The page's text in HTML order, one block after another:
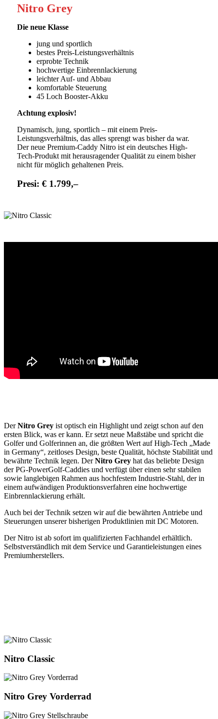
Nitro Grey
Die neue Klasse
jung und sportlich
bestes Preis-Leistungsverhältnis
erprobte Technik
hochwertige Einbrennlackierung
leichter Auf- und Abbau
komfortable Steuerung
45 Loch Booster-Akku
Achtung explosiv!
Dynamisch, jung, sportlich – mit einem Preis-
Leistungsverhältnis, das alles sprengt was bisher da war.
Der neue Premium-Caddy Nitro ist ein deutsches High-
Tech-Produkt mit herausragender Qualität zu einem bisher
nicht für möglich gehaltenen Preis.
Presi: € 1.799,–
DerNitro Grey ist optisch ein Highlight und zeigt schon auf den
ersten Blick, was er kann. Er setzt neue Maßstäbe und spricht die
Golfer und Golferinnen an, die größten Wert auf High-Tech „Made
in Germany“, zeitloses Design, beste Qualität, höchste Stabilität und
bewährte Technik legen. DerNitro Grey hat das beliebte Design
der PG-PowerGolf-Caddies und verfügt über einen sehr stabilen
sowie langlebigen Rahmen aus hochfestem Industrie-Stahl, der in
einem aufwändigen Produktionsverfahren eine hochwertige
Einbrennlackierung erhält.
Auch bei der Technik setzen wir auf die bewährten Antriebe und
Steuerungen unserer bisherigen Produktlinien mit DC Motoren.
Der Nitro ist ab sofort im qualifizierten Fachhandel erhältlich.
Selbstverständlich mit dem Service und Garantieleistungen eines
Premiumherstellers.
Nitro
Nitro Classic
Nitro
Vorderrad
Nitro Grey Vorderrad